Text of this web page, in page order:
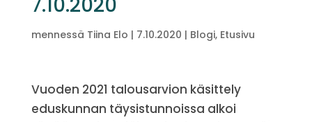
mennessä Tiina Elo | 7.10.2020 | Blogi, Etusivu
Vuoden 2021 talousarvion käsittely
eduskunnan täysistunnoissa alkoi